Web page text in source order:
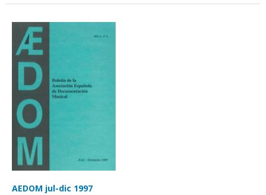
AEDOM jul-dic 1997